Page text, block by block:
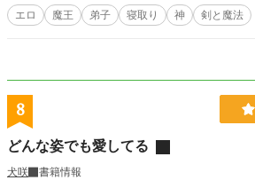
エロ 魔王 弟子 寝取り 神 剣と魔法
8
どんな姿でも愛してる
犬咲
書籍情報